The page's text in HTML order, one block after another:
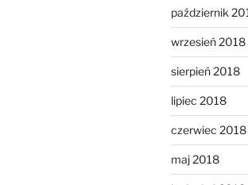
październik
wrzesień 2018
sierpień 2018
lipiec 2018
czerwiec 2018
maj 2018